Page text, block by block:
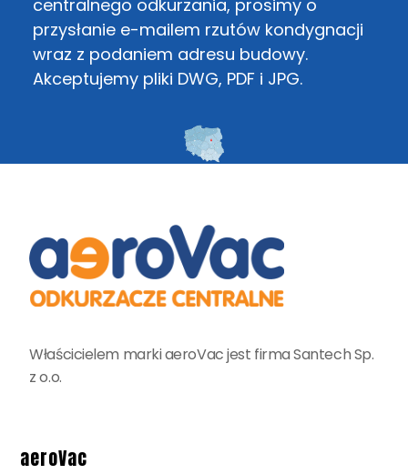
centralnego odkurzania, prosimy o
przysłanie e-mailem rzutów kondygnacji
wraz z podaniem adresu budowy.
Akceptujemy pliki DWG, PDF i JPG.
Właścicielem marki aeroVac jest firma Santech Sp.
z o.o.
aeroVac